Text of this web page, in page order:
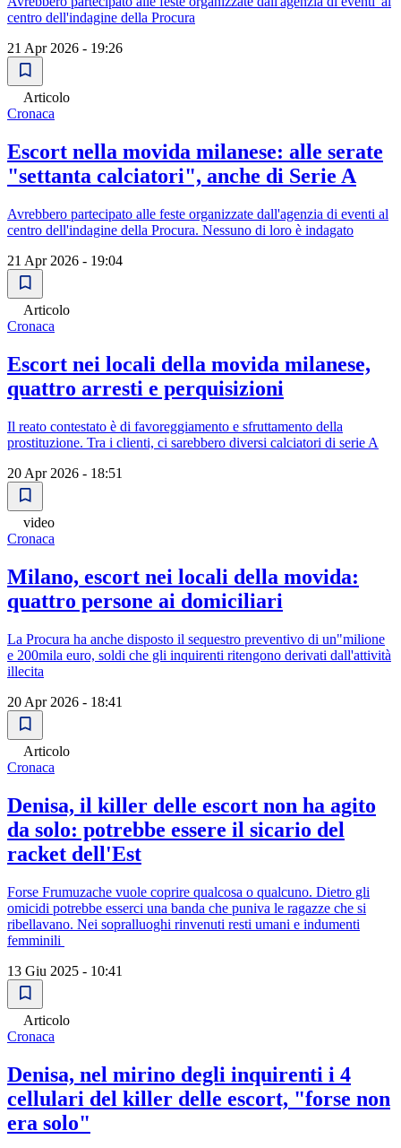
centro dell'indagine della Procura
21 Apr 2026 - 19:26
Articolo
Cronaca
Escort nella movida milanese: alle serate
"settanta calciatori", anche di Serie A
Avrebbero partecipato alle feste organizzate dall'agenzia di eventi al
centro dell'indagine della Procura. Nessuno di loro è indagato
21 Apr 2026 - 19:04
Articolo
Cronaca
Escort nei locali della movida milanese,
quattro arresti e perquisizioni
Il reato contestato è di favoreggiamento e sfruttamento della
prostituzione. Tra i clienti, ci sarebbero diversi calciatori di serie A
20 Apr 2026 - 18:51
video
Cronaca
Milano, escort nei locali della movida:
quattro persone ai domiciliari
La Procura ha anche disposto il sequestro preventivo di un"milione
e 200mila euro, soldi che gli inquirenti ritengono derivati dall'attività
illecita
20 Apr 2026 - 18:41
Articolo
Cronaca
Denisa, il killer delle escort non ha agito
da solo: potrebbe essere il sicario del
racket dell'Est
Forse Frumuzache vuole coprire qualcosa o qualcuno. Dietro gli
omicidi potrebbe esserci una banda che puniva le ragazze che si
ribellavano. Nei sopralluoghi rinvenuti resti umani e indumenti
femminili
13 Giu 2025 - 10:41
Articolo
Cronaca
Denisa, nel mirino degli inquirenti i 4
cellulari del killer delle escort, "forse non
era solo"